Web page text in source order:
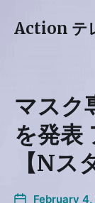
Action テ
マスク
を発表
【Nス
February 4,